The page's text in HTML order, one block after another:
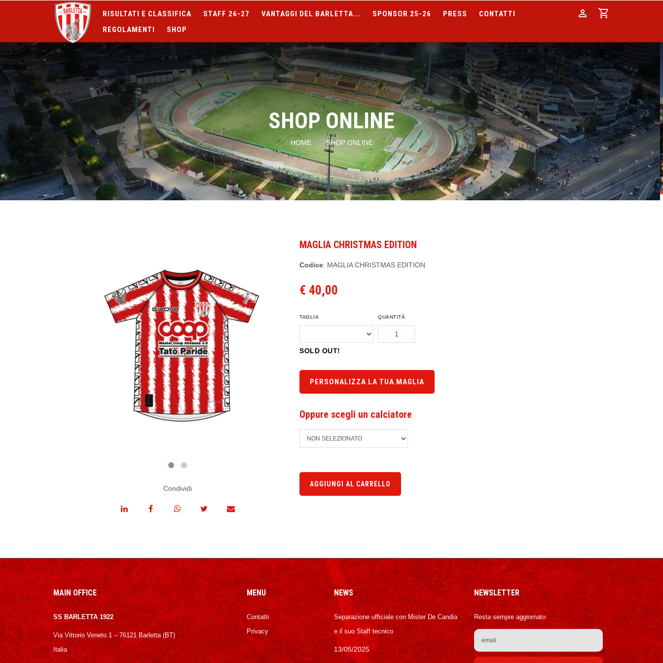
person shopping_cart
RISULTATI E CLASSIFICA STAFF 26-27 VANTAGGI DEL BARLETTA... SPONSOR 25-26 PRESS
CONTATTI
REGOLAMENTI
SHOP
SHOP ONLINE
HOME SHOP ONLINE
Condividi
MAGLIA CHRISTMAS EDITION
Codice: MAGLIA CHRISTMAS EDITION
€ 40,00
TAGLIA QUANTITÀ
SOLD OUT!
PERSONALIZZA LA TUA MAGLIA
Oppure scegli un calciatore
AGGIUNGI AL CARRELLO
MAIN OFFICE
SS BARLETTA 1922
Via Vittorio Veneto 1 – 76121 Barletta (BT)
Italia
MENU
Contatti
Privacy
NEWS
Separazione ufficiale con Mister De Candia
e il suo Staff tecnico
13/05/2025
NEWSLETTER
Resta sempre aggiornato